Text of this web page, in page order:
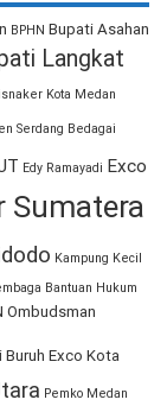
BPHN Bupati Asahan
Langkat
Kota Medan
Serdang Bedagai
Edy Ramayadi Exco
Sumatera
Kampung Kecil
Bantuan Hukum
Ombudsman
Buruh Exco Kota
Pemko Medan